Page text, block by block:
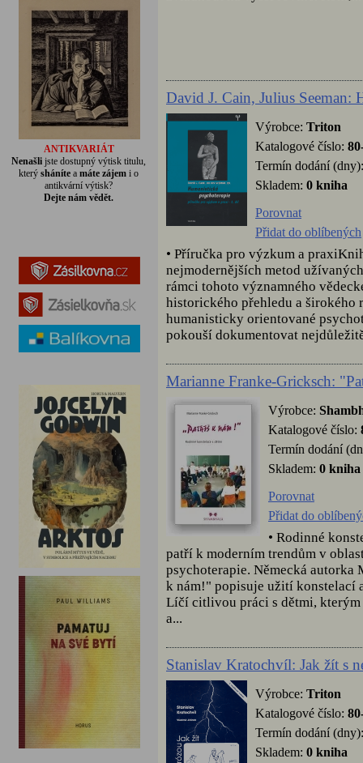
ANTIKVARIÁT
Nenašli jste dostupný výtisk titulu,
kterýsháníte amáte zájem i o
antikvární výtisk?
Dejte nám vědět.
David J. Cain, Julius Seeman:
Výrobce: Triton
Katalogové číslo:
Termín dodání (dny):
Skladem: 0 kniha
Porovnat
Přidat do oblíbených
• Příručka pro výzkum a
nejmodernějších metod
rámci tohoto významného
historického přehledu a
humanisticky orientované
pokouší dokumentovat
Marianne Franke-Gricksch:
Výrobce:
Katalogové číslo:
Termín dodání
Skladem: 0 kniha
Porovnat
Přidat do
• Rodinné
patří k moderním trendům v
psychoterapie. Německá autorka
k nám!" popisuje užití konstelací
Líčí citlivou práci s dětmi,
a...
Stanislav Kratochvíl: Jak žít s
Výrobce: Triton
Katalogové číslo:
Termín dodání (dny):
Skladem: 0 kniha